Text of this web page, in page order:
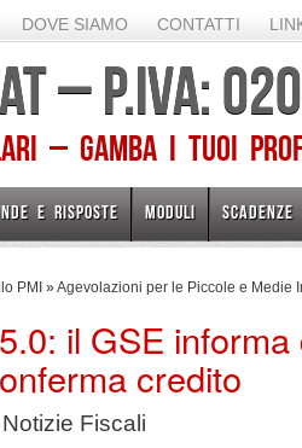
DOVE SIAMO CONTATTI
– P.IVA:
Gamba I TUOI
E RISPOSTE MODULI SCADENZE
PMI »Agevolazioni per le Piccole e Medie
il GSE informa
credito
Notizie Fiscali